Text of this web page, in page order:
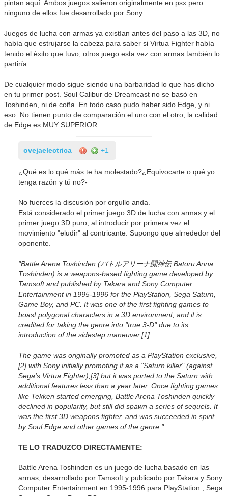
pintan aquí. Ambos juegos salieron originalmente en psx pero
ninguno de ellos fue desarrollado por Sony.
Juegos de lucha con armas ya existían antes del paso a las 3D, no
había que estrujarse la cabeza para saber si Virtua Fighter había
tenido el éxito que tuvo, otros juego esta vez con armas también lo
partiría.
De cualquier modo sigue siendo una barbaridad lo que has dicho
en tu primer post. Soul Calibur de Dreamcast no se basó en
Toshinden, ni de coña. En todo caso pudo haber sido Edge, y ni
eso. No tienen punto de comparación el uno con el otro, la calidad
de Edge es MUY SUPERIOR.
ovejaelectrica +1
¿Qué es lo qué más te ha molestado?¿Equivocarte o qué yo
tenga razón y tú no?-
No fuerces la discusión por orgullo anda.
Está considerado el primer juego 3D de lucha con armas y el
primer juego 3D puro, al introducir por primera vez el
movimiento "eludir" al contricante. Supongo que alrrededor del
oponente.
"Battle Arena Toshinden (バトルアリーナ闘神伝 Batoru Arīna
Tōshinden) is a weapons-based fighting game developed by
Tamsoft and published by Takara and Sony Computer
Entertainment in 1995-1996 for the PlayStation, Sega Saturn,
Game Boy, and PC. It was one of the first fighting games to
boast polygonal characters in a 3D environment, and it is
credited for taking the genre into "true 3-D" due to its
introduction of the sidestep maneuver.[1]
The game was originally promoted as a PlayStation exclusive,
[2] with Sony initially promoting it as a "Saturn killer" (against
Sega's Virtua Fighter),[3] but it was ported to the Saturn with
additional features less than a year later. Once fighting games
like Tekken started emerging, Battle Arena Toshinden quickly
declined in popularity, but still did spawn a series of sequels. It
was the first 3D weapons fighter, and was succeeded in spirit
by Soul Edge and other games of the genre."
TE LO TRADUZCO DIRECTAMENTE:
Battle Arena Toshinden es un juego de lucha basado en las
armas, desarrollado por Tamsoft y publicado por Takara y Sony
Computer Entertainment en 1995-1996 para PlayStation , Sega